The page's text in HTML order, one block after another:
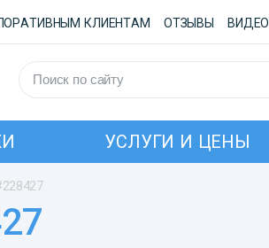
КЛИЕНТАМ ОТЗЫВЫ ВИДЕО
УСЛУГИ И ЦЕНЫ